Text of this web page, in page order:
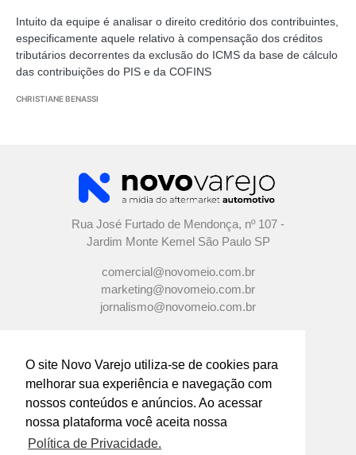
O site Novo Varejo utiliza-se de cookies para
melhorar sua experiência e navegação com
nossos conteúdos e anúncios. Ao acessar
nossa plataforma você aceita nossa
Política de Privacidade.
Intuito da equipe é analisar o direito creditório dos contribuintes,
especificamente aquele relativo à compensação dos créditos
tributários decorrentes da exclusão do ICMS da base de cálculo
das contribuições do PIS e da COFINS
CHRISTIANE BENASSI
Rua José Furtado de Mendonça, nº 107 -
Jardim Monte Kemel São Paulo SP
comercial@novomeio.com.br
marketing@novomeio.com.br
jornalismo@novomeio.com.br
CONFIRA AS NOSSAS REDES
SOCIAIS